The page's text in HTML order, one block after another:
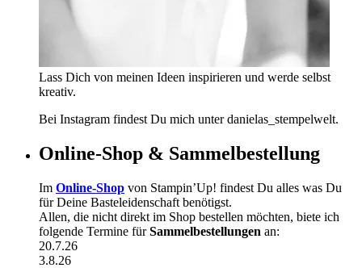
Lass Dich von meinen Ideen inspirieren und werde selbst
kreativ.
Bei Instagram findest Du mich unter danielas_stempelwelt.
Online-Shop & Sammelbestellung
Im Online-Shop von Stampin’Up! findest Du alles was Du
für Deine Basteleidenschaft benötigst.
Allen, die nicht direkt im Shop bestellen möchten, biete ich
folgende Termine fürSammelbestellungen an:
20.7.26
3.8.26